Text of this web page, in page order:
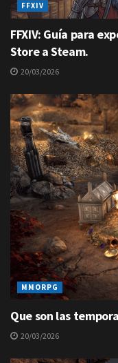
FFXIV
FFXIV: Guía para
Store a Steam.
20/03/2026
MMORPG
Que son las
20/03/2026